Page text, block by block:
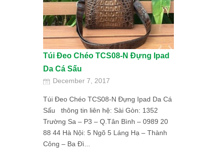
Túi Đeo Chéo TCS08-N Đựng Ipad
Da Cá Sấu
December 7, 2017
Túi Đeo Chéo TCS08-N Đựng Ipad Da Cá
Sấu thông tin liên hệ: Sài Gòn: 1352
Trường Sa – P3 – Q.Tân Bình – 0989 20
88 44 Hà Nội: 5 Ngõ 5 Láng Hạ – Thành
Công – Ba Đì...